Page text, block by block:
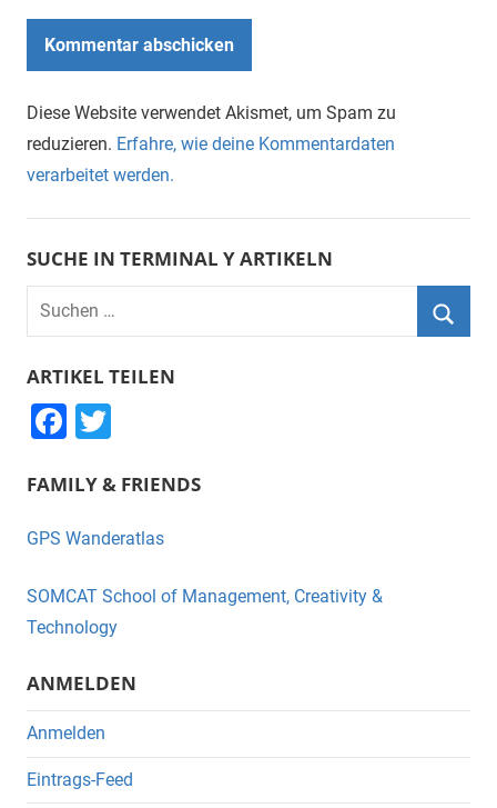
Diese Website verwendet Akismet, um Spam zu
reduzieren. Erfahre, wie deine Kommentardaten
verarbeitet werden.
SUCHE IN TERMINAL Y ARTIKELN
Suchen
nach:
ARTIKEL TEILEN
F
c
e
o
o
k
tt
er
FAMILY & FRIENDS
GPS Wanderatlas
SOMCAT School of Management, Creativity &
Technology
ANMELDEN
Anmelden
Eintrags-Feed